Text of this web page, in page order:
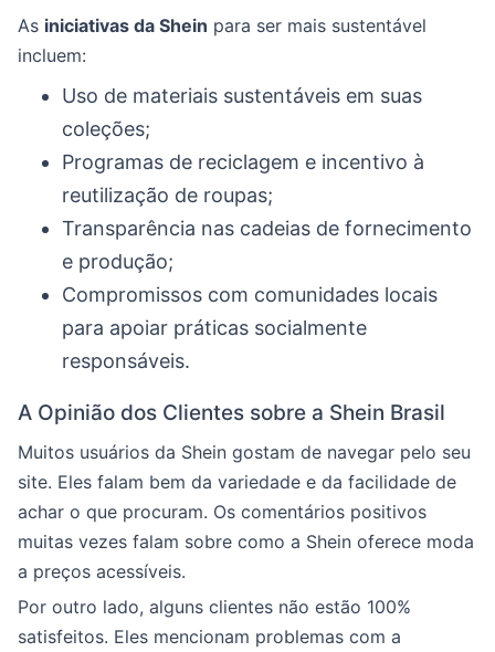
As iniciativas da Shein para ser mais sustentável
incluem:
Uso de materiais sustentáveis em suas
coleções;
Programas de reciclagem e incentivo à
reutilização de roupas;
Transparência nas cadeias de fornecimento
e produção;
Compromissos com comunidades locais
para apoiar práticas socialmente
responsáveis.
A Opinião dos Clientes sobre a Shein Brasil
Muitos usuários da Shein gostam de navegar pelo seu
site. Eles falam bem da variedade e da facilidade de
achar o que procuram. Os comentários positivos
muitas vezes falam sobre como a Shein oferece moda
a preços acessíveis.
Por outro lado, alguns clientes não estão 100%
satisfeitos. Eles mencionam problemas com a